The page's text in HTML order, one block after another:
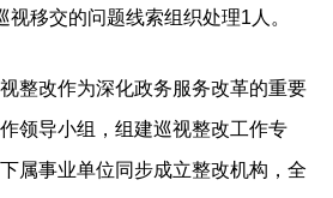
移交的问题线索组织处理1人。
改作为深化政务服务改革的重要
领导小组，组建巡视整改工作专
属事业单位同步成立整改机构，全